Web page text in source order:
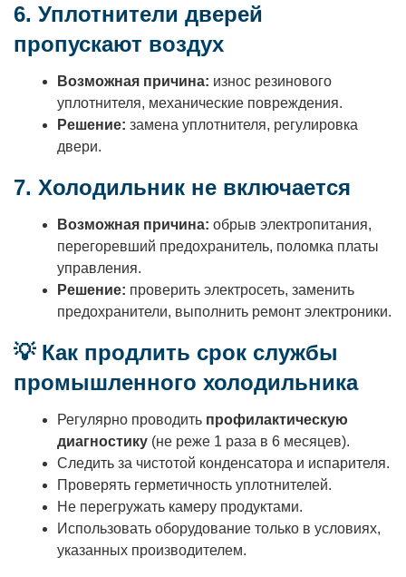
6. Уплотнители дверей
пропускают воздух
Возможная причина: износ резинового
уплотнителя, механические повреждения.
Решение: замена уплотнителя, регулировка
двери.
7. Холодильник не включается
Возможная причина: обрыв электропитания,
перегоревший предохранитель, поломка платы
управления.
Решение: проверить электросеть, заменить
предохранители, выполнить ремонт электроники.
💡 Как продлить срок службы
промышленного холодильника
Регулярно проводить профилактическую
диагностику (не реже 1 раза в 6 месяцев).
Следить за чистотой конденсатора и испарителя.
Проверять герметичность уплотнителей.
Не перегружать камеру продуктами.
Использовать оборудование только в условиях,
указанных производителем.